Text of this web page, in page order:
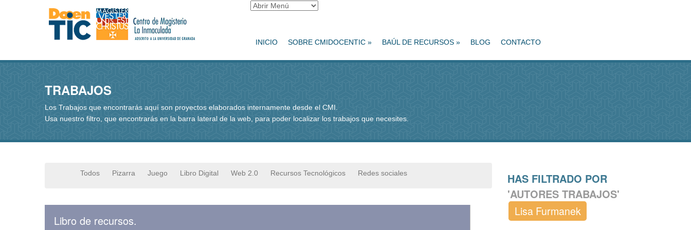
INICIO SOBRE CMIDOCENTIC » BAÚL DE RECURSOS » BLOG CONTACTO
TRABAJOS
Los Trabajos que encontrarás aquí son proyectos elaborados internamente desde el CMI.
Usa nuestro filtro, que encontrarás en la barra lateral de la web, para poder localizar los trabajos que necesites.
Todos Pizarra Juego Libro Digital Web 2.0 Recursos Tecnológicos Redes sociales
Libro de recursos.
HAS FILTRADO POR
'AUTORES TRABAJOS'
Lisa Furmanek